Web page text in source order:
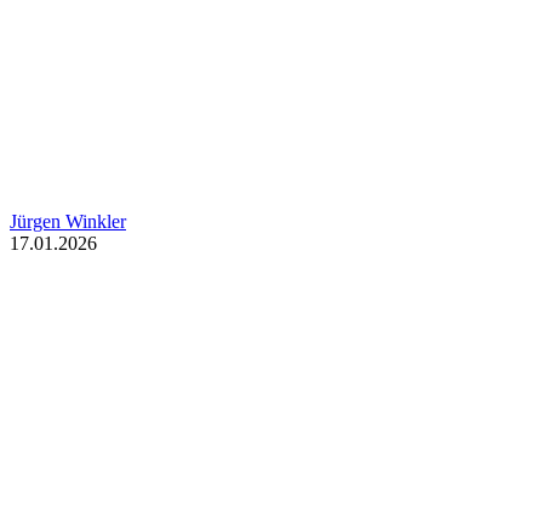
Jürgen Winkler
17.01.2026